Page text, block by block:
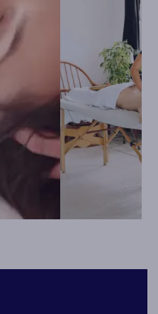
partie
est un massage